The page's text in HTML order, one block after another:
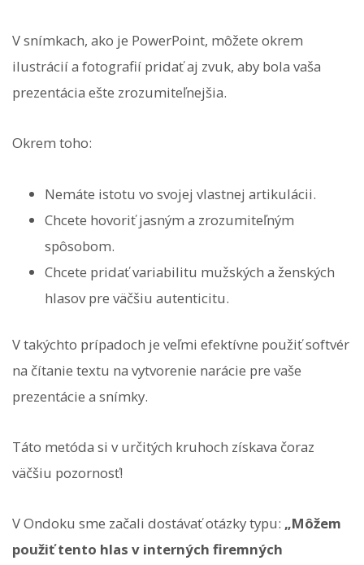
V snímkach, ako je PowerPoint, môžete okrem
ilustrácií a fotografií pridať aj zvuk, aby bola vaša
prezentácia ešte zrozumiteľnejšia.
Okrem toho:
Nemáte istotu vo svojej vlastnej artikulácii.
Chcete hovoriť jasným a zrozumiteľným
spôsobom.
Chcete pridať variabilitu mužských a ženských
hlasov pre väčšiu autenticitu.
V takýchto prípadoch je veľmi efektívne použiť softvér
na čítanie textu na vytvorenie narácie pre vaše
prezentácie a snímky.
Táto metóda si v určitých kruhoch získava čoraz
väčšiu pozornosť!
V Ondoku sme začali dostávať otázky typu: „Môžem
použiť tento hlas v interných firemných